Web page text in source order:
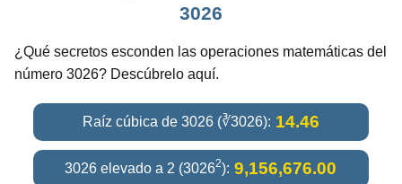
3026
¿Qué secretos esconden las operaciones matemáticas del
número 3026? Descúbrelo aquí.
Raíz cúbica de 3026 (∛3026): 14.46
3026 elevado a 2 (30262): 9,156,676.00